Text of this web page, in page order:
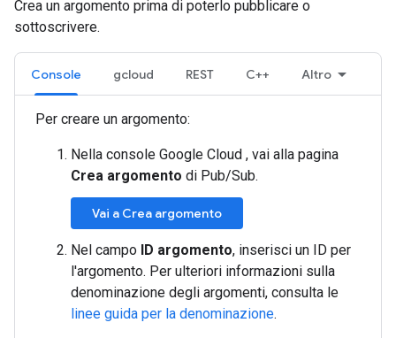
Crea un argomento prima di poterlo pubblicare o
sottoscrivere.
Console gcloud REST C++ Altro
Per creare un argomento:
Nella console Google Cloud , vai alla pagina
Crea argomento di Pub/Sub.
Vai a Crea argomento
Nel campo ID argomento, inserisci un ID per
l'argomento. Per ulteriori informazioni sulla
denominazione degli argomenti, consulta le
linee guida per la denominazione.